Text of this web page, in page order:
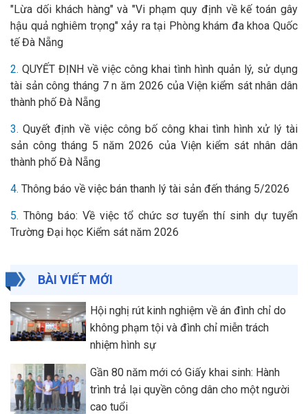
"Lừa dối khách hàng" và "Vi phạm quy định về kế toán gây
hậu quả nghiêm trọng" xảy ra tại Phòng khám đa khoa Quốc
tế Đà Nẵng
2. QUYẾT ĐỊNH về việc công khai tình hình quản lý, sử dụng
tài sản công tháng 7 n ăm 2026 của Viện kiểm sát nhân dân
thành phố Đà Nẵng
3. Quyết định về việc công bố công khai tình hình xử lý tài
sản công tháng 5 năm 2026 của Viện kiểm sát nhân dân
thành phố Đà Nẵng
4. Thông báo về việc bán thanh lý tài sản đến tháng 5/2026
5. Thông báo: Về việc tổ chức sơ tuyển thí sinh dự tuyển
Trường Đại học Kiểm sát năm 2026
BÀI VIẾT MỚI
Hội nghị rút kinh nghiệm về án đình chỉ do
không phạm tội và đình chỉ miễn trách
nhiệm hình sự
Gần 80 năm mới có Giấy khai sinh: Hành
trình trả lại quyền công dân cho một người
cao tuổi